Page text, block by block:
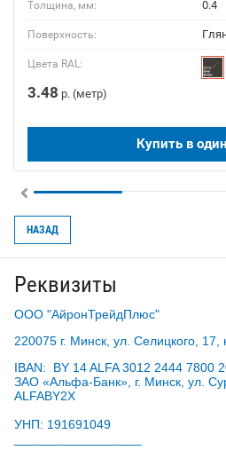
Реквизиты
ООО "АйронТрейдПлюс"
220075 г. Минск, ул. Селицкого, 17,
IBAN: BY 14 ALFA 3012 2444 7800
ЗАО «Альфа-Банк», г. Минск, ул.
ALFABY2X
УНП: 191691049
Толщина, мм: 0.4
Поверхность:
Цвета RAL:
3.48 р. (метр)
Купить в
НАЗАД